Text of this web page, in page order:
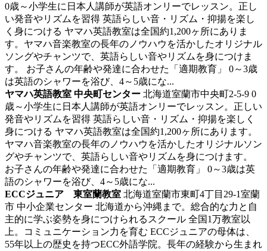
0歳～小学生に日本人講師が英語オンリーでレッスン。正し
い発音やリズムを習得 英語らしい音・リズム・抑揚を楽し
く身につける ヤマハ英語教室は全国約1,200ヶ所にありま
す。ヤマハ音楽教室の長年のノウハウを活かしたオリジナル
ソングやチャンツで、英語らしい音やリズムを身につけま
す。 お子さんの年齢や発達に合わせた「適期教育」 0～3歳
は英語のシャワーを浴び、4～5歳にな...
ヤマハ英語教室 中央町センター 北海道室蘭市中央町2-5-9 0
歳～小学生に日本人講師が英語オンリーでレッスン。正しい
発音やリズムを習得 英語らしい音・リズム・抑揚を楽しく
身につける ヤマハ英語教室は全国約1,200ヶ所にあります。
ヤマハ音楽教室の長年のノウハウを活かしたオリジナルソン
グやチャンツで、英語らしい音やリズムを身につけます。
お子さんの年齢や発達に合わせた「適期教育」 0～3歳は英
語のシャワーを浴び、4～5歳にな...
ECCジュニア 東室蘭教室 北海道室蘭市東町4丁目29-1室蘭
市 中小企業センター 北海道から沖縄まで。総合的な力と自
主的に学ぶ姿勢を身につけられるスクール 全国1万教室以
上。コミュニケーション力を育む ECCジュニアの母体は、
55年以上の歴史を持つECC外語学院。長年の経験から生まれ